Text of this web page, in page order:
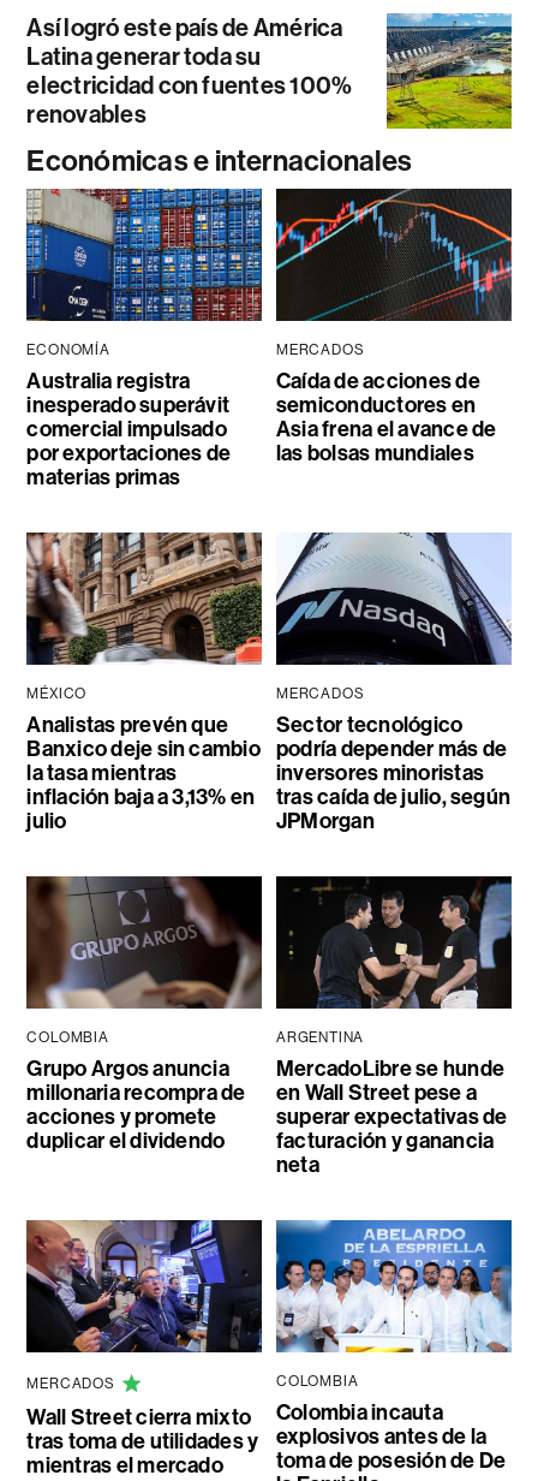
Así logró este país de América
Latina generar toda su
electricidad con fuentes 100%
renovables
Económicas e internacionales
ECONOMÍA
Australia registra
inesperado superávit
comercial impulsado
por exportaciones de
materias primas
MERCADOS
Caída de acciones de
semiconductores en
Asia frena el avance de
las bolsas mundiales
MÉXICO
Analistas prevén que
Banxico deje sin cambio
la tasa mientras
inflación baja a 3,13% en
julio
MERCADOS
Sector tecnológico
podría depender más de
inversores minoristas
tras caída de julio, según
JPMorgan
COLOMBIA
Grupo Argos anuncia
millonaria recompra de
acciones y promete
duplicar el dividendo
ARGENTINA
MercadoLibre se hunde
en Wall Street pese a
superar expectativas de
facturación y ganancia
neta
MERCADOS
Wall Street cierra mixto
tras toma de utilidades y
mientras el mercado
COLOMBIA
Colombia incauta
explosivos antes de la
toma de posesión de De